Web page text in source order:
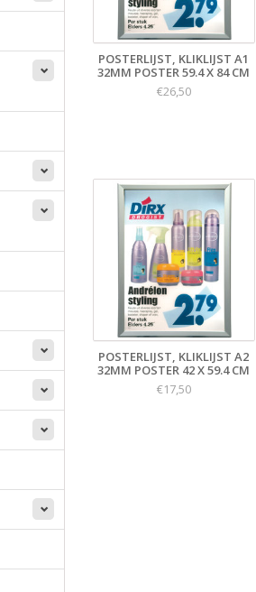
POSTERLIJST, KLIKLIJST A1
32MM POSTER 59.4 X 84 CM
€26,50
POSTERLIJST, KLIKLIJST A2
32MM POSTER 42 X 59.4 CM
€17,50